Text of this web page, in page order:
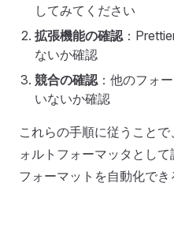
してみてください
拡張機能の確認：
ないか確認
競合の確認：他のフォ
いないか確認
これらの手順に従うこと
ォルトフォーマッタとし
フォーマットを自動化でき